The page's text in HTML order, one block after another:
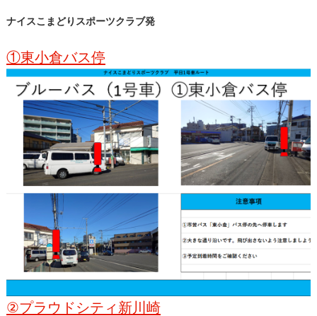
ナイスこまどりスポーツクラブ発
①東小倉バス停
②プラウドシティ新川崎